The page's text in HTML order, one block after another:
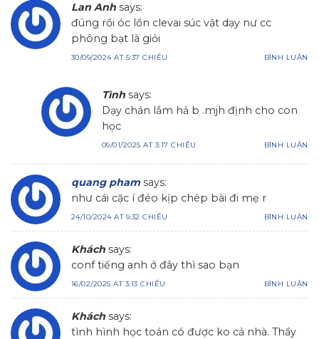
Lan Anh says:
đúng rồi óc lồn clevai súc vật dạy nư cc
phông bạt là giỏi
30/09/2024 AT 5:37 CHIỀU BÌNH LUẬN
Tình says:
Dạy chán lắm hả b .mjh định cho con
học
09/01/2025 AT 3:17 CHIỀU BÌNH LUẬN
quang pham says:
như cái cặc í đéo kịp chép bài đi mẹ r
24/10/2024 AT 9:32 CHIỀU BÌNH LUẬN
Khách says:
conf tiếng anh ở đây thì sao bạn
16/02/2025 AT 3:13 CHIỀU BÌNH LUẬN
Khách says:
tình hình học toán có được ko cả nhà. Thầy